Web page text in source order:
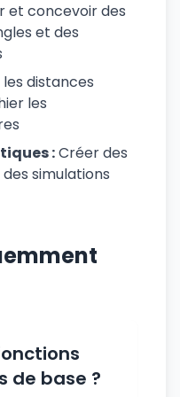
et concevoir des
et des
distances
les
:Créer des
simulations
de base ?